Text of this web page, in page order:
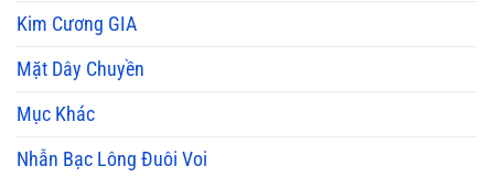
Kim Cương GIA
Mặt Dây Chuyền
Mục Khác
Nhẫn Bạc Lông Đuôi Voi